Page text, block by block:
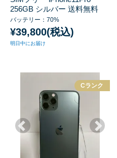
256GB シルバー 送料無料
バッテリー：70%
¥39,800(税込)
明日中にお届け
Cランク